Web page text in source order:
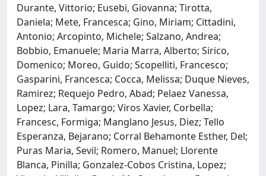
Durante, Vittorio; Eusebi, Giovanna; Tirotta,
Daniela; Mete, Francesca; Gino, Miriam; Cittadini,
Antonio; Arcopinto, Michele; Salzano, Andrea;
Bobbio, Emanuele; Maria Marra, Alberto; Sirico,
Domenico; Moreo, Guido; Scopelliti, Francesco;
Gasparini, Francesca; Cocca, Melissa; Duque Nieves,
Ramirez; Requejo Pedro, Abad; Pelaez Vanessa,
Lopez; Lara, Tamargo; Viros Xavier, Corbella;
Francesc, Formiga; Manglano Jesus, Diez; Tello
Esperanza, Bejarano; Corral Behamonte Esther, Del;
Puras Maria, Sevil; Romero, Manuel; Llorente
Blanca, Pinilla; Gonzalez-Cobos Cristina, Lopez;